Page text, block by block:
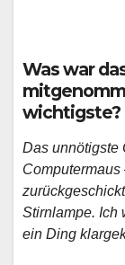
Was war
wichtigste?
Das unnötigste
Stirnlampe. Ich
ein Ding